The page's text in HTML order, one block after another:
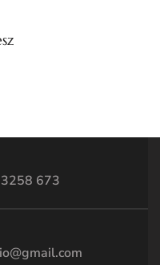
673